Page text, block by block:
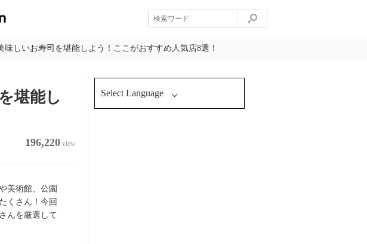
しいお寿司を堪能しよう！ここがおすすめ人気店8選！
堪能し
196,220 view
美術館、公園
くさん！今回
んを厳選して
Select Language